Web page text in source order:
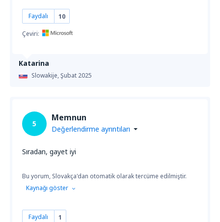
Katarina
Slowakije,Şubat 2025
Faydalı 10
Çeviri:
5
Memnun
Değerlendirme ayrıntıları
Sıradan, gayet iyi
Bu yorum, Slovakça'dan otomatik olarak tercüme edilmiştir.
Kaynağı göster
Faydalı 1